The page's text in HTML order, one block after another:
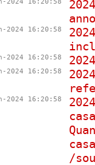
2024 16:20:58
2024 16:20:58
2024 16:20:58
2024 16:20:58
/